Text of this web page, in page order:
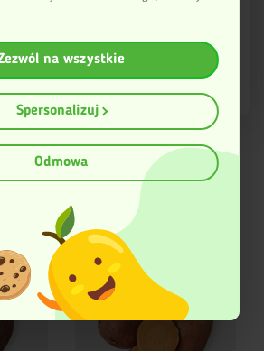
zgodę, chcielibyśmy również:
dane dotyczące Twojej lokalizacji
Twoje urządzenie, aktywnie
je zbiory danych
odnośnie tego, jak Twoje osobiste dane
ustaw własne preferencje w
plików cookie możesz zmienić lub
w dowolnej chwili.
z plików cookies w celu poprawy
oraz w celach analitycznych.
się w Polityce prywatności.
na wszystkie
Spersonalizuj
Odmowa
Wyślij